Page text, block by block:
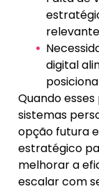
digital
Quando
sistemas
opção futura
estratégico
melhorar a
escalar com